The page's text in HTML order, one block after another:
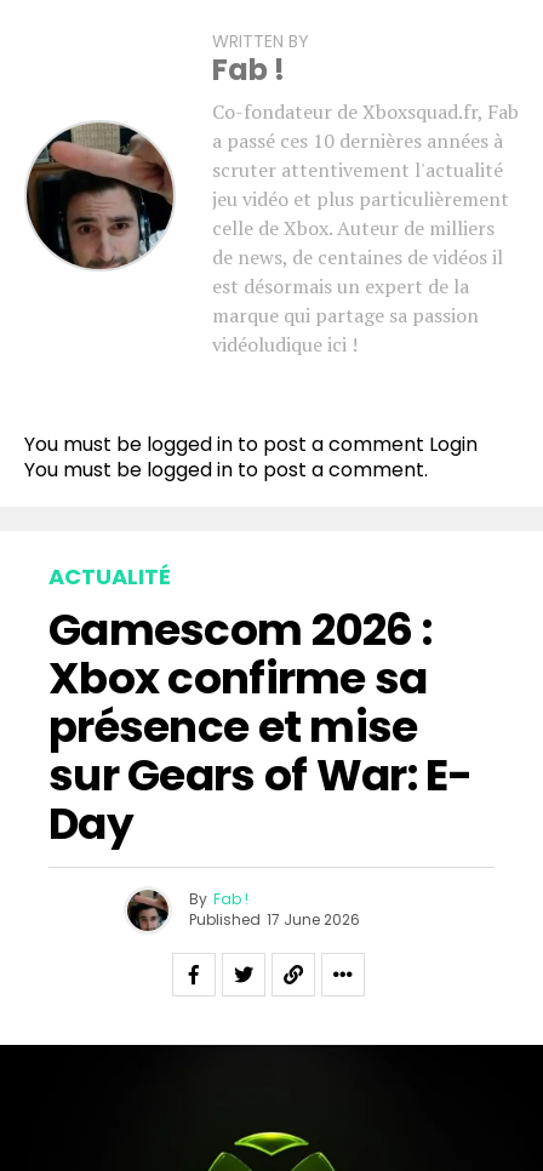
WRITTEN BY
Fab !
Co-fondateur de Xboxsquad.fr, Fab
a passé ces 10 dernières années à
scruter attentivement l'actualité
jeu vidéo et plus particulièrement
celle de Xbox. Auteur de milliers
de news, de centaines de vidéos il
est désormais un expert de la
marque qui partage sa passion
vidéoludique ici !
You must be logged in to post a comment Login
You must be logged in to post a comment.
ACTUALITÉ
Gamescom 2026 :
Xbox confirme sa
présence et mise
sur Gears of War: E-
Day
By Fab !
Published 17 June 2026